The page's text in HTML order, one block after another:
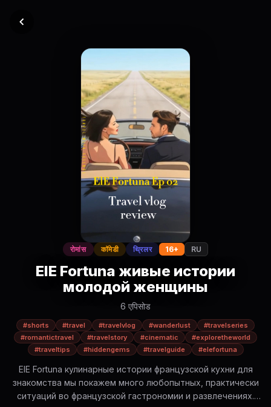
रोमांस कॉमेडी थ्रिलर 16+ RU
ElE Fortuna живые истории
молодой женщины
6 एपिसोड
#shorts #travel #travelvlog #wanderlust
#travelseries
#romantictravel
#travelstory #cinematic
#exploretheworld
#traveltips
#hiddengems #travelguide #elefortuna
ElE Fortuna кулинарные истории французской кухни для
знакомства мы покажем много любопытных, практически
ситуаций во французской гастрономии и развлечениях.